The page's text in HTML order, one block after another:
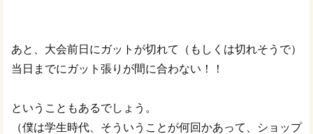
あと、大会前日にガットが切れて（もしくは切れそうで）
当日までにガット張りが間に合わない！！
ということもあるでしょう。
（僕は学生時代、そういうことが何回かあって、ショップ